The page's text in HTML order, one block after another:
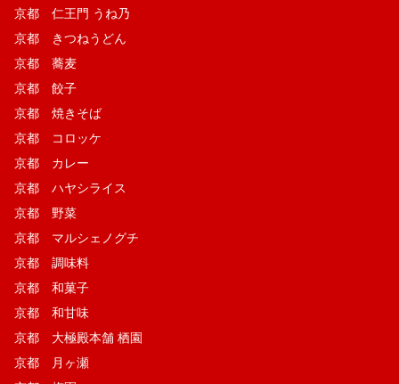
京都 仁王門 うね乃
京都 きつねうどん
京都 蕎麦
京都 餃子
京都 焼きそば
京都 コロッケ
京都 カレー
京都 ハヤシライス
京都 野菜
京都 マルシェノグチ
京都 調味料
京都 和菓子
京都 和甘味
京都 大極殿本舗 栖園
京都 月ヶ瀬